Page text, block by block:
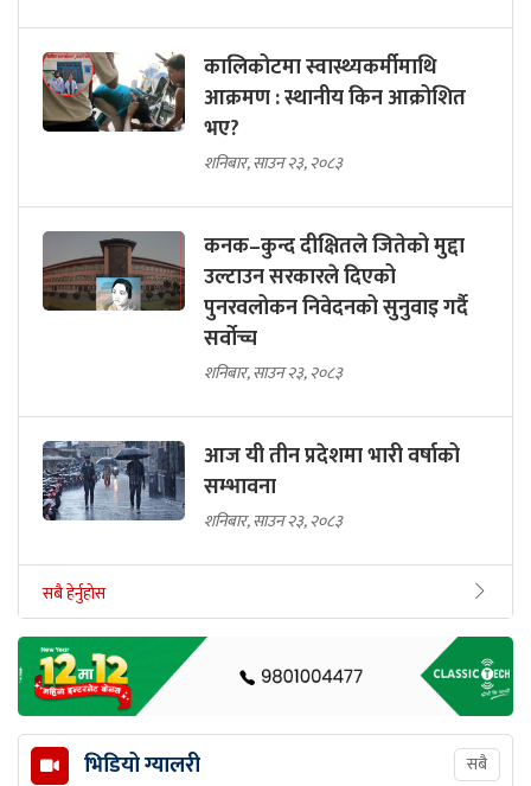
कालिकोटमा स्वास्थ्यकर्मीमाथि
आक्रमण : स्थानीय किन आक्रोशित
भए?
शनिबार, साउन २३, २०८३
कनक–कुन्द दीक्षितले जितेको मुद्दा
उल्टाउन सरकारले दिएको
पुनरवलोकन निवेदनको सुनुवाइ गर्दै
सर्वोच्च
शनिबार, साउन २३, २०८३
आज यी तीन प्रदेशमा भारी वर्षाको
सम्भावना
शनिबार, साउन २३, २०८३
सबै हेर्नुहोस
भिडियो ग्यालरी सबै